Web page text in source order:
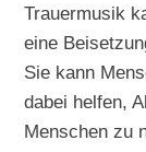
Trauermusik
eine
Sie kann
dabei helfen,
Menschen zu